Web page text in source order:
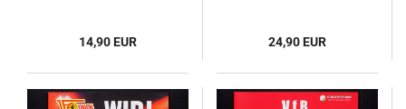
14,90 EUR 24,90 EUR